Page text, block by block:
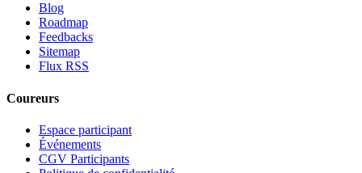
Blog
Roadmap
Feedbacks
Sitemap
Flux RSS
Coureurs
Espace participant
Événements
CGV Participants